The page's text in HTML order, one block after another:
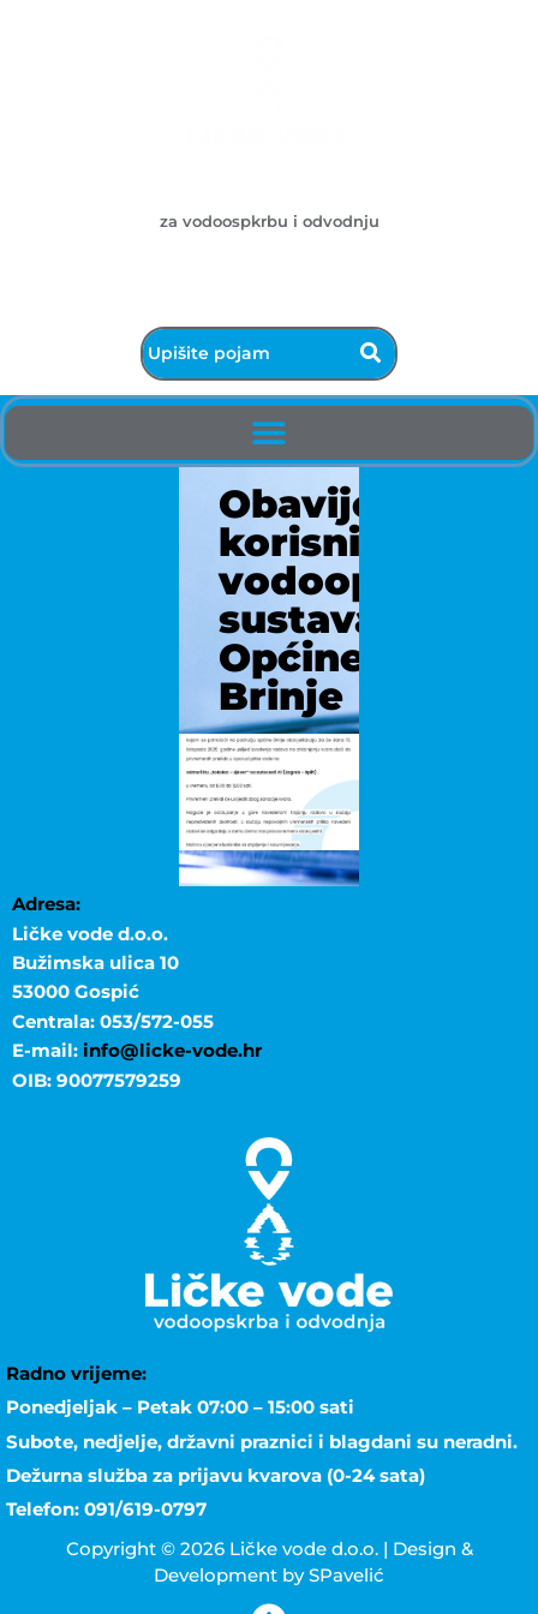
za vodoospkrbu i odvodnju
Obavijest
korisnicima
sustava
Općine
Brinje
Adresa:
Ličke vode d.o.o.
Bužimska ulica 10
53000 Gospić
Centrala: 053/572-055
E-mail: info@licke-vode.hr
OIB: 90077579259
Radno vrijeme:
Ponedjeljak – Petak 07:00 – 15:00 sati
Subote, nedjelje, državni praznici i blagdani su neradni.
Dežurna služba za prijavu kvarova (0-24 sata)
Telefon: 091/619-0797
Copyright © 2026 Ličke vode d.o.o. | Design &
Development by SPavelić